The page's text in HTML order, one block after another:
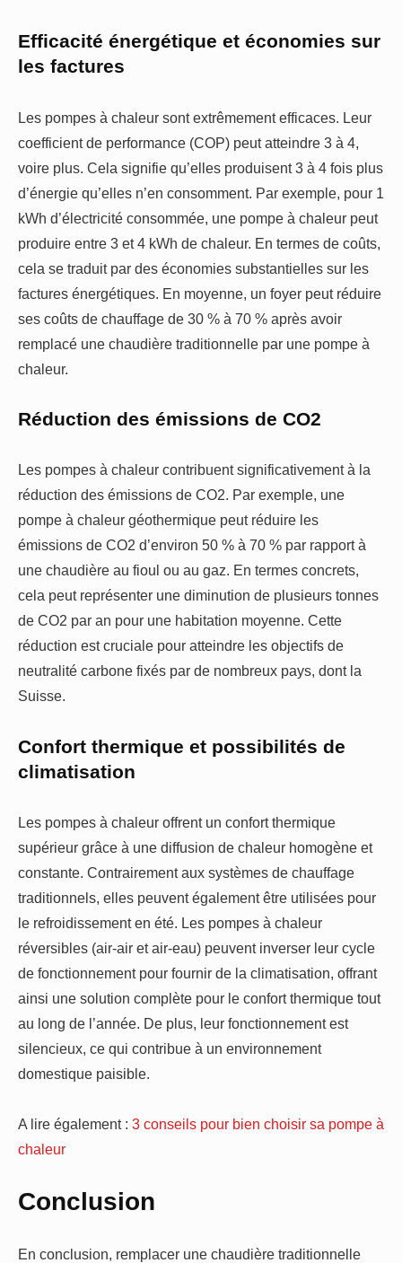
Efficacité énergétique et économies sur
les factures
Les pompes à chaleur sont extrêmement efficaces. Leur
coefficient de performance (COP) peut atteindre 3 à 4,
voire plus. Cela signifie qu’elles produisent 3 à 4 fois plus
d’énergie qu’elles n’en consomment. Par exemple, pour 1
kWh d’électricité consommée, une pompe à chaleur peut
produire entre 3 et 4 kWh de chaleur. En termes de coûts,
cela se traduit par des économies substantielles sur les
factures énergétiques. En moyenne, un foyer peut réduire
ses coûts de chauffage de 30 % à 70 % après avoir
remplacé une chaudière traditionnelle par une pompe à
chaleur.
Réduction des émissions de CO2
Les pompes à chaleur contribuent significativement à la
réduction des émissions de CO2. Par exemple, une
pompe à chaleur géothermique peut réduire les
émissions de CO2 d’environ 50 % à 70 % par rapport à
une chaudière au fioul ou au gaz. En termes concrets,
cela peut représenter une diminution de plusieurs tonnes
de CO2 par an pour une habitation moyenne. Cette
réduction est cruciale pour atteindre les objectifs de
neutralité carbone fixés par de nombreux pays, dont la
Suisse.
Confort thermique et possibilités de
climatisation
Les pompes à chaleur offrent un confort thermique
supérieur grâce à une diffusion de chaleur homogène et
constante. Contrairement aux systèmes de chauffage
traditionnels, elles peuvent également être utilisées pour
le refroidissement en été. Les pompes à chaleur
réversibles (air-air et air-eau) peuvent inverser leur cycle
de fonctionnement pour fournir de la climatisation, offrant
ainsi une solution complète pour le confort thermique tout
au long de l’année. De plus, leur fonctionnement est
silencieux, ce qui contribue à un environnement
domestique paisible.
A lire également : 3 conseils pour bien choisir sa pompe à
chaleur
Conclusion
En conclusion, remplacer une chaudière traditionnelle